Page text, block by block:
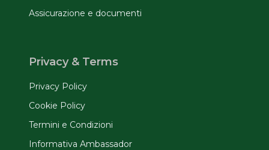
Assicurazione e documenti
Privacy & Terms
Privacy Policy
Cookie Policy
Termini e Condizioni
Informativa Ambassador